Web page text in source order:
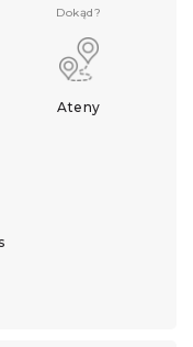
Dokąd?
Ateny